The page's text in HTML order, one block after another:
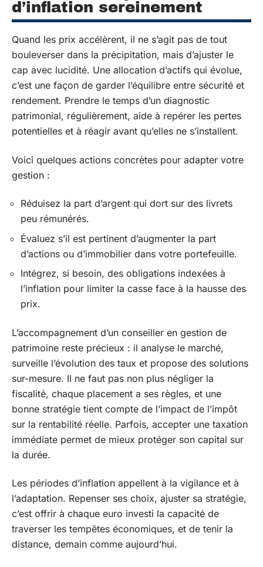
d’inflation sereinement
Quand les prix accélèrent, il ne s’agit pas de tout
bouleverser dans la précipitation, mais d’ajuster le
cap avec lucidité. Une allocation d’actifs qui évolue,
c’est une façon de garder l’équilibre entre sécurité et
rendement. Prendre le temps d’un diagnostic
patrimonial, régulièrement, aide à repérer les pertes
potentielles et à réagir avant qu’elles ne s’installent.
Voici quelques actions concrètes pour adapter votre
gestion :
Réduisez la part d’argent qui dort sur des livrets
peu rémunérés.
Évaluez s’il est pertinent d’augmenter la part
d’actions ou d’immobilier dans votre portefeuille.
Intégrez, si besoin, des obligations indexées à
l’inflation pour limiter la casse face à la hausse des
prix.
L’accompagnement d’un conseiller en gestion de
patrimoine reste précieux : il analyse le marché,
surveille l’évolution des taux et propose des solutions
sur-mesure. Il ne faut pas non plus négliger la
fiscalité, chaque placement a ses règles, et une
bonne stratégie tient compte de l’impact de l’impôt
sur la rentabilité réelle. Parfois, accepter une taxation
immédiate permet de mieux protéger son capital sur
la durée.
Les périodes d’inflation appellent à la vigilance et à
l’adaptation. Repenser ses choix, ajuster sa stratégie,
c’est offrir à chaque euro investi la capacité de
traverser les tempêtes économiques, et de tenir la
distance, demain comme aujourd’hui.